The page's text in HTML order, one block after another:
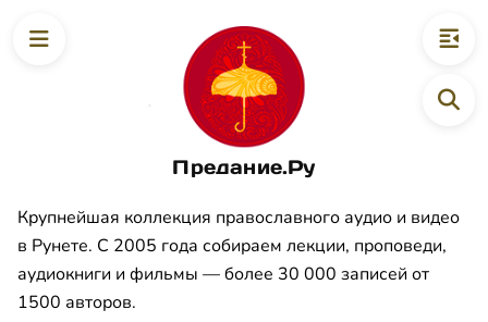
Предание.Ру
Крупнейшая коллекция православного аудио и видео
в Рунете. С 2005 года собираем лекции, проповеди,
аудиокниги и фильмы — более 30 000 записей от
1500 авторов.